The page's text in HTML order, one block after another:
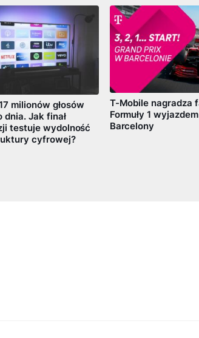
milionów głosów
dnia. Jak finał
testuje wydolność
cyfrowej?
T-Mobile nagradza
Formuły 1
Barcelony